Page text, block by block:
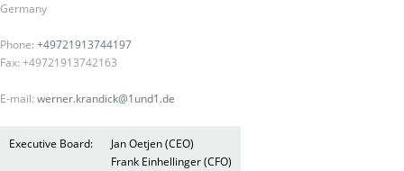
Germany
Phone: +49721913744197
Fax: +49721913742163
E-mail: werner.krandick@1und1.de
Executive Board:
Jan Oetjen (CEO)
Frank Einhellinger (CFO)